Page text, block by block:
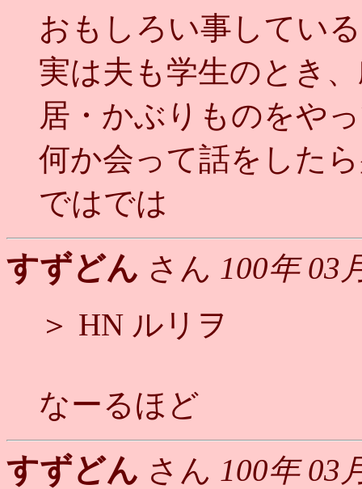
おもしろい事してい
実は夫も学生のとき
居・かぶりものをや
何か会って話をした
ではでは
すずどん さん 100年 03
＞ HN ルリヲ
なーるほど
すずどん さん 100年 03